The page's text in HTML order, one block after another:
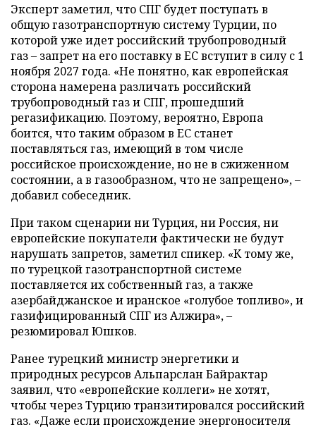
Эксперт заметил, что СПГ будет поступать в
общую газотранспортную систему Турции, по
которой уже идет российский трубопроводный
газ – запрет на его поставку в ЕС вступит в силу с 1
ноября 2027 года. «Не понятно, как европейская
сторона намерена различать российский
трубопроводный газ и СПГ, прошедший
регазификацию. Поэтому, вероятно, Европа
боится, что таким образом в ЕС станет
поставляться газ, имеющий в том числе
российское происхождение, но не в сжиженном
состоянии, а в газообразном, что не запрещено», –
добавил собеседник.
При таком сценарии ни Турция, ни Россия, ни
европейские покупатели фактически не будут
нарушать запретов, заметил спикер. «К тому же,
по турецкой газотранспортной системе
поставляется их собственный газ, а также
азербайджанское и иранское «голубое топливо», и
газифицированный СПГ из Алжира», –
резюмировал Юшков.
Ранее турецкий министр энергетики и
природных ресурсов Альпарслан Байрактар
заявил, что «европейские коллеги» не хотят,
чтобы через Турцию транзитировался российский
газ. «Даже если происхождение энергоносителя